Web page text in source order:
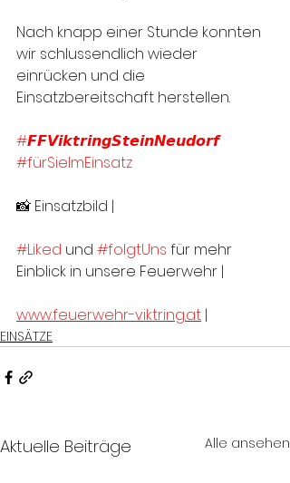
Nach knapp einer Stunde konnten
wir schlussendlich wieder
einrücken und die
Einsatzbereitschaft herstellen.
#𝙁𝙁𝙑𝙞𝙠𝙩𝙧𝙞𝙣𝙜𝙎𝙩𝙚𝙞𝙣𝙉𝙚𝙪𝙙𝙤𝙧𝙛
#fürSieImEinsatz
📸 Einsatzbild |
#Liked und #folgtUns für mehr
Einblick in unsere Feuerwehr |
www.feuerwehr-viktring.at |
EINSÄTZE
Aktuelle Beiträge Alle ansehen